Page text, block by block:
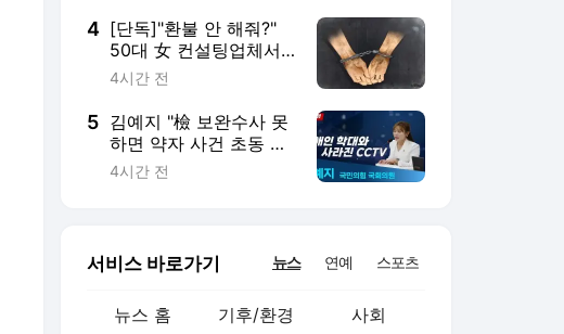
4 [단독]"환불 안 해줘?"
50대 女 컨설팅업체서
'칼부림' 추격전
4시간 전
5 김예지 "檢 보완수사 못
하면 약자 사건 초동 수
사 바로잡을 수 없어"
4시간 전
서비스 바로가기 뉴스 연예 스포츠
뉴스 홈 기후/환경 사회